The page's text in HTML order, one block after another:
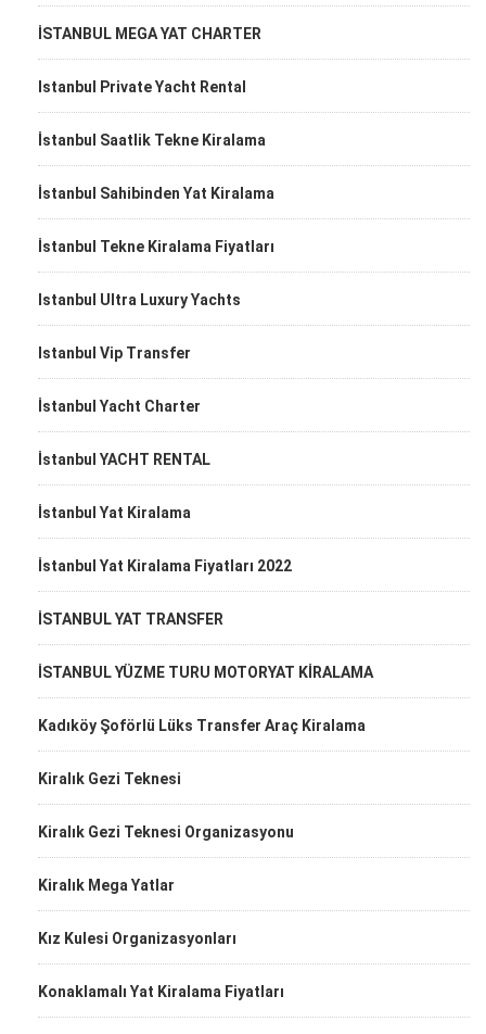
İSTANBUL MEGA YAT CHARTER
Istanbul Private Yacht Rental
İstanbul Saatlik Tekne Kiralama
İstanbul Sahibinden Yat Kiralama
İstanbul Tekne Kiralama Fiyatları
Istanbul Ultra Luxury Yachts
Istanbul Vip Transfer
İstanbul Yacht Charter
İstanbul YACHT RENTAL
İstanbul Yat Kiralama
İstanbul Yat Kiralama Fiyatları 2022
İSTANBUL YAT TRANSFER
İSTANBUL YÜZME TURU MOTORYAT KİRALAMA
Kadıköy Şoförlü Lüks Transfer Araç Kiralama
Kiralık Gezi Teknesi
Kiralık Gezi Teknesi Organizasyonu
Kiralık Mega Yatlar
Kız Kulesi Organizasyonları
Konaklamalı Yat Kiralama Fiyatları